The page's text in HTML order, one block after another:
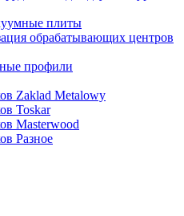
плиты
обрабатывающих центров
профили
Zaklad Metalowy
Toskar
Masterwood
Разное